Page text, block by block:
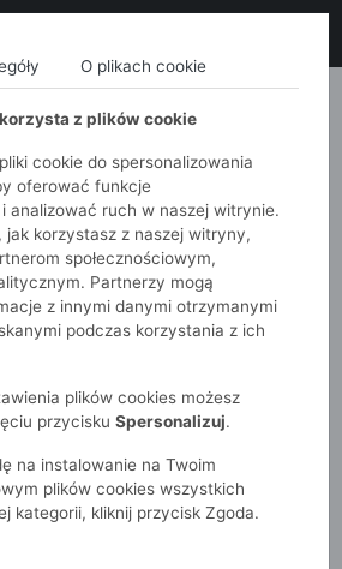
QUIOSQUE
Dziewczynki
w kolorową kratkę
O plikach cookie
z plików cookie
cookie do spersonalizowania
oferować funkcje
i analizować ruch w naszej witrynie.
korzystasz z naszej witryny,
społecznościowym,
Partnerzy mogą
z innymi danymi otrzymanymi
podczas korzystania z ich
plików cookies możesz
przycisku Spersonalizuj.
na instalowanie na Twoim
plików cookies wszystkich
kategorii, kliknij przycisk Zgoda.